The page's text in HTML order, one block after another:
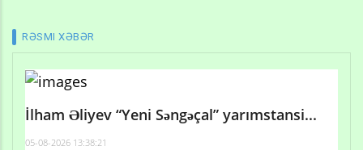
RƏSMI XƏBƏR
İlham Əliyev “Yeni Səngəçal” yarımstansi...
05-08-2026 13:38:21